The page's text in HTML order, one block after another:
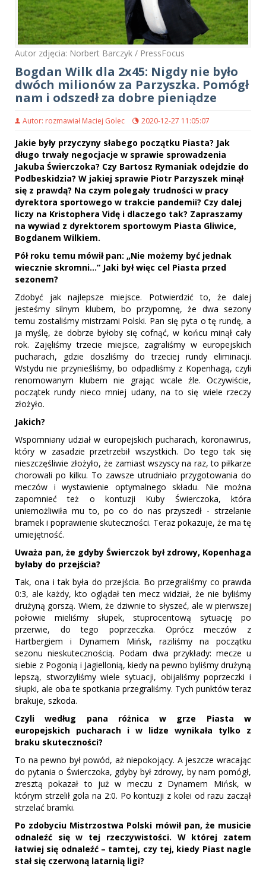
Autor zdjęcia: Norbert Barczyk / PressFocus
Bogdan Wilk dla 2x45: Nigdy nie było
dwóch milionów za Parzyszka. Pomógł
nam i odszedł za dobre pieniądze
Autor: rozmawiał Maciej Golec 2020-12-27 11:05:07
Jakie były przyczyny słabego początku Piasta? Jak
długo trwały negocjacje w sprawie sprowadzenia
Jakuba Świerczoka? Czy Bartosz Rymaniak odejdzie do
Podbeskidzia? W jakiej sprawie Piotr Parzyszek minął
się z prawdą? Na czym polegały trudności w pracy
dyrektora sportowego w trakcie pandemii? Czy dalej
liczy na Kristophera Vidę i dlaczego tak? Zapraszamy
na wywiad z dyrektorem sportowym Piasta Gliwice,
Bogdanem Wilkiem.
Pół roku temu mówił pan: „Nie możemy być jednak
wiecznie skromni...” Jaki był więc cel Piasta przed
sezonem?
Zdobyć jak najlepsze miejsce. Potwierdzić to, że dalej
jesteśmy silnym klubem, bo przypomnę, że dwa sezony
temu zostaliśmy mistrzami Polski. Pan się pyta o tę rundę, a
ja myślę, że dobrze byłoby się cofnąć, w końcu minął cały
rok. Zajęliśmy trzecie miejsce, zagraliśmy w europejskich
pucharach, gdzie doszliśmy do trzeciej rundy eliminacji.
Wstydu nie przynieśliśmy, bo odpadliśmy z Kopenhagą, czyli
renomowanym klubem nie grając wcale źle. Oczywiście,
początek rundy nieco mniej udany, na to się wiele rzeczy
złożyło.
Jakich?
Wspomniany udział w europejskich pucharach, koronawirus,
który w zasadzie przetrzebił wszystkich. Do tego tak się
nieszczęśliwie złożyło, że zamiast wszyscy na raz, to piłkarze
chorowali po kilku. To zawsze utrudniało przygotowania do
meczów i wystawienie optymalnego składu. Nie można
zapomnieć też o kontuzji Kuby Świerczoka, która
uniemożliwiła mu to, po co do nas przyszedł - strzelanie
bramek i poprawienie skuteczności. Teraz pokazuje, że ma tę
umiejętność.
Uważa pan, że gdyby Świerczok był zdrowy, Kopenhaga
byłaby do przejścia?
Tak, ona i tak była do przejścia. Bo przegraliśmy co prawda
0:3, ale każdy, kto oglądał ten mecz widział, że nie byliśmy
drużyną gorszą. Wiem, że dziwnie to słyszeć, ale w pierwszej
połowie mieliśmy słupek, stuprocentową sytuację po
przerwie, do tego poprzeczka. Oprócz meczów z
Hartbergiem i Dynamem Mińsk, raziliśmy na początku
sezonu nieskutecznością. Podam dwa przykłady: mecze u
siebie z Pogonią i Jagiellonią, kiedy na pewno byliśmy drużyną
lepszą, stworzyliśmy wiele sytuacji, obijaliśmy poprzeczki i
słupki, ale oba te spotkania przegraliśmy. Tych punktów teraz
brakuje, szkoda.
Czyli według pana różnica w grze Piasta w
europejskich pucharach i w lidze wynikała tylko z
braku skuteczności?
To na pewno był powód, aż niepokojący. A jeszcze wracając
do pytania o Świerczoka, gdyby był zdrowy, by nam pomógł,
zresztą pokazał to już w meczu z Dynamem Mińsk, w
którym strzelił gola na 2:0. Po kontuzji z kolei od razu zaczął
strzelać bramki.
Po zdobyciu Mistrzostwa Polski mówił pan, że musicie
odnaleźć się w tej rzeczywistości. W której zatem
łatwiej się odnaleźć – tamtej, czy tej, kiedy Piast nagle
stał się czerwoną latarnią ligi?